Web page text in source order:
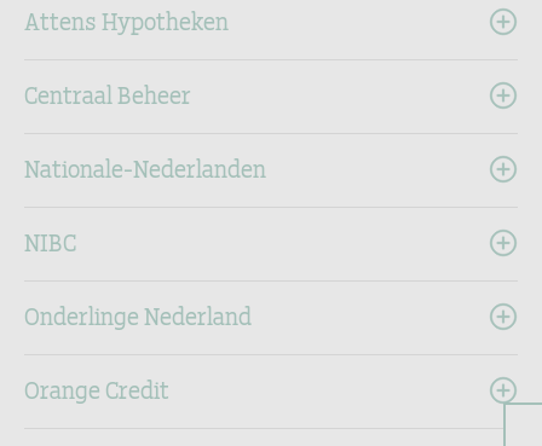
Attens Hypotheken
Centraal Beheer
Nationale-Nederlanden
NIBC
Onderlinge Nederland
Orange Credit